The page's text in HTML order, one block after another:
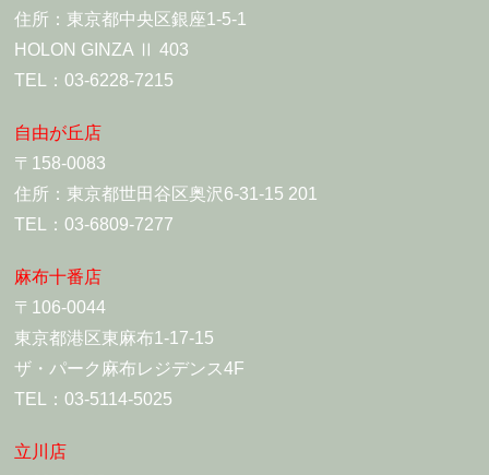
住所：東京都中央区銀座1-5-1
HOLON GINZA Ⅱ 403
TEL：03-6228-7215
自由が丘店
〒158-0083
住所：東京都世田谷区奥沢6-31-15 201
TEL：03-6809-7277
麻布十番店
〒106-0044
東京都港区東麻布1-17-15
ザ・パーク麻布レジデンス4F
TEL：03-5114-5025
立川店